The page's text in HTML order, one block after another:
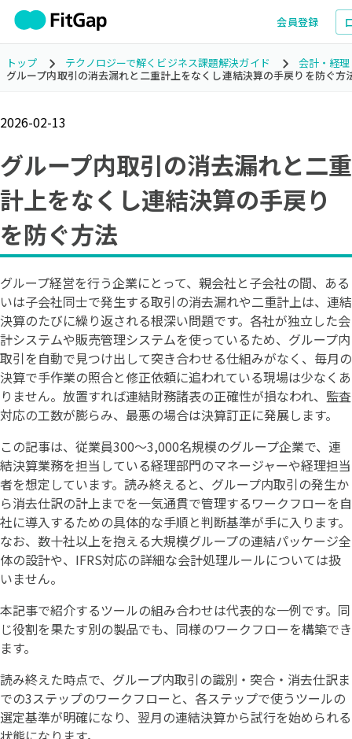
会員登録
トップ テクノロジーで解くビジネス課題解決ガイド
会計・経
グループ内取引の消去漏れと二重計上をなくし連結決算の手戻りを防ぐ方
2026-02-13
グループ内取引の消去漏れと二重
計上をなくし連結決算の手戻り
を防ぐ方法
グループ経営を行う企業にとって、親会社と子会社の間、ある
いは子会社同士で発生する取引の消去漏れや二重計上は、連結
決算のたびに繰り返される根深い問題です。各社が独立した会
計システムや販売管理システムを使っているため、グループ内
取引を自動で見つけ出して突き合わせる仕組みがなく、毎月の
決算で手作業の照合と修正依頼に追われている現場は少なくあ
りません。放置すれば連結財務諸表の正確性が損なわれ、監査
対応の工数が膨らみ、最悪の場合は決算訂正に発展します。
この記事は、従業員300〜3,000名規模のグループ企業で、連
結決算業務を担当している経理部門のマネージャーや経理担当
者を想定しています。読み終えると、グループ内取引の発生か
ら消去仕訳の計上までを一気通貫で管理するワークフローを自
社に導入するための具体的な手順と判断基準が手に入ります。
なお、数十社以上を抱える大規模グループの連結パッケージ全
体の設計や、IFRS対応の詳細な会計処理ルールについては扱
いません。
本記事で紹介するツールの組み合わせは代表的な一例です。同
じ役割を果たす別の製品でも、同様のワークフローを構築でき
ます。
読み終えた時点で、グループ内取引の識別・突合・消去仕訳ま
での3ステップのワークフローと、各ステップで使うツールの
選定基準が明確になり、翌月の連結決算から試行を始められる